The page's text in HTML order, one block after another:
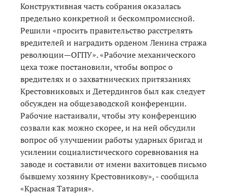
Конструктивная часть собрания оказалась
предельно конкретной и бескомпромиссной.
Решили «просить правительство расстрелять
вредителей и наградить орденом Ленина стража
революции—ОГПУ». «Рабочие механического
цеха тоже постановили, чтобы вопрос о
вредителях и о захватнических притязаниях
Крестовниковых и Детердингов был как следует
обсужден на общезаводской конференции.
Рабочие настаивали, чтобы эту конференцию
созвали как можно скорее, и на ней обсудили
вопрос об улучшении работы ударных бригад и
усилении социалистического соревнования на
заводе и составили от имени вахитовцев письмо
бывшему хозяину Крестовникову», - сообщила
«Красная Татария».